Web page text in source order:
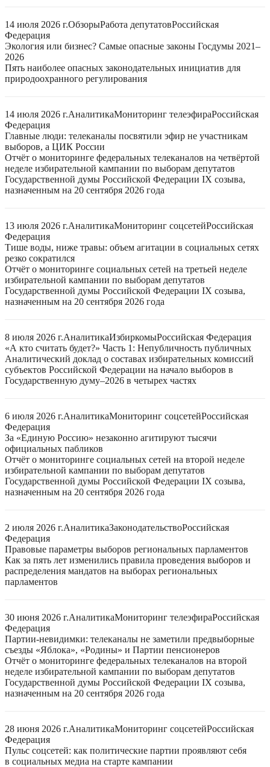
14 июля 2026 г.ОбзорыРабота депутатовРоссийская
Федерация
Экология или бизнес? Самые опасные законы Госдумы 2021–
2026
Пять наиболее опасных законодательных инициатив для
природоохранного регулирования
14 июля 2026 г.АналитикаМониторинг телеэфираРоссийская
Федерация
Главные люди: телеканалы посвятили эфир не участникам
выборов, а ЦИК России
Отчёт о мониторинге федеральных телеканалов на четвёртой
неделе избирательной кампании по выборам депутатов
Государственной думы Российской Федерации IX созыва,
назначенным на 20 сентября 2026 года
13 июля 2026 г.АналитикаМониторинг соцсетейРоссийская
Федерация
Тише воды, ниже травы: объем агитации в социальных сетях
резко сократился
Отчёт о мониторинге социальных сетей на третьей неделе
избирательной кампании по выборам депутатов
Государственной думы Российской Федерации IX созыва,
назначенным на 20 сентября 2026 года
8 июля 2026 г.АналитикаИзбиркомыРоссийская Федерация
«А кто считать будет?» Часть 1: Непубличность публичных
Аналитический доклад о составах избирательных комиссий
субъектов Российской Федерации на начало выборов в
Государственную думу–2026 в четырех частях
6 июля 2026 г.АналитикаМониторинг соцсетейРоссийская
Федерация
За «Единую Россию» незаконно агитируют тысячи
официальных пабликов
Отчёт о мониторинге социальных сетей на второй неделе
избирательной кампании по выборам депутатов
Государственной думы Российской Федерации IX созыва,
назначенным на 20 сентября 2026 года
2 июля 2026 г.АналитикаЗаконодательствоРоссийская
Федерация
Правовые параметры выборов региональных парламентов
Как за пять лет изменились правила проведения выборов и
распределения мандатов на выборах региональных
парламентов
30 июня 2026 г.АналитикаМониторинг телеэфираРоссийская
Федерация
Партии-невидимки: телеканалы не заметили предвыборные
съезды «Яблока», «Родины» и Партии пенсионеров
Отчёт о мониторинге федеральных телеканалов на второй
неделе избирательной кампании по выборам депутатов
Государственной думы Российской Федерации IX созыва,
назначенным на 20 сентября 2026 года
28 июня 2026 г.АналитикаМониторинг соцсетейРоссийская
Федерация
Пульс соцсетей: как политические партии проявляют себя
в социальных медиа на старте кампании